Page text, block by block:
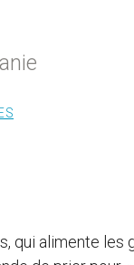
alimente les